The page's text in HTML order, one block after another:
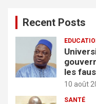
Recent Posts
les
10 août
SANTÉ